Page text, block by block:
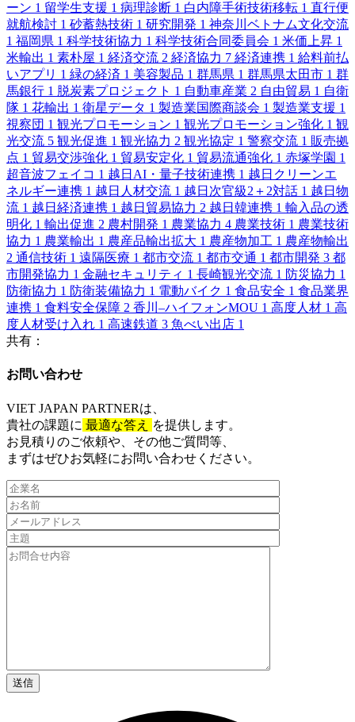
ーン 1 留学生支援 1 病理診断 1 白内障手術技術移転 1 直行便
就航検討 1 砂蓄熱技術 1 研究開発 1 神奈川ベトナム文化交流
1 福岡県 1 科学技術協力 1 科学技術合同委員会 1 米価上昇 1
米輸出 1 素朴屋 1 経済交流 2 経済協力 7 経済連携 1 給料前払
いアプリ 1 緑の経済 1 美容製品 1 群馬県 1 群馬県太田市 1 群
馬銀行 1 脱炭素プロジェクト 1 自動車産業 2 自由貿易 1 自衛
隊 1 花輸出 1 衛星データ 1 製造業国際商談会 1 製造業支援 1
視察団 1 観光プロモーション 1 観光プロモーション強化 1 観
光交流 5 観光促進 1 観光協力 2 観光協定 1 警察交流 1 販売拠
点 1 貿易交渉強化 1 貿易安定化 1 貿易流通強化 1 赤塚学園 1
超音波フェイコ 1 越日AI・量子技術連携 1 越日クリーンエ
ネルギー連携 1 越日人材交流 1 越日次官級2＋2対話 1 越日物
流 1 越日経済連携 1 越日貿易協力 2 越日韓連携 1 輸入品の透
明化 1 輸出促進 2 農村開発 1 農業協力 4 農業技術 1 農業技術
協力 1 農業輸出 1 農産品輸出拡大 1 農産物加工 1 農産物輸出
2 通信技術 1 遠隔医療 1 都市交流 1 都市交通 1 都市開発 3 都
市開発協力 1 金融セキュリティ 1 長崎観光交流 1 防災協力 1
防衛協力 1 防衛装備協力 1 電動バイク 1 食品安全 1 食品業界
連携 1 食料安全保障 2 香川–ハイフォンMOU 1 高度人材 1 高
度人材受け入れ 1 高速鉄道 3 魚べい出店 1
共有：
お問い合わせ​
VIET JAPAN PARTNERは、
貴社の課題に 最適な答え
を提供します。
お見積りのご依頼や、その他ご質問等、​
まずはぜひお気軽にお問い合わせください。​